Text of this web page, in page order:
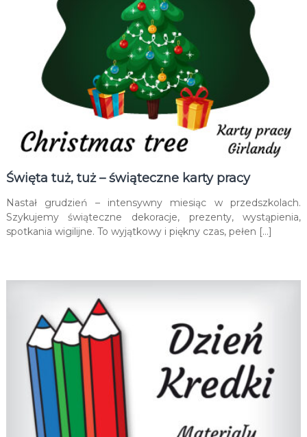
Święta tuż, tuż – świąteczne karty pracy
Nastał grudzień – intensywny miesiąc w przedszkolach.
Szykujemy świąteczne dekoracje, prezenty, wystąpienia,
spotkania wigilijne. To wyjątkowy i piękny czas, pełen […]